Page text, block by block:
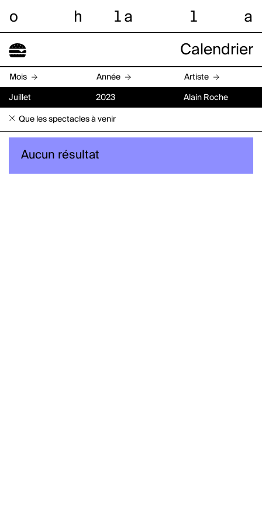
o h l a l a
Calendrier
Mois Année Artiste
Juillet 2023 Alain Roche
Que les spectacles à venir
Aucun résultat